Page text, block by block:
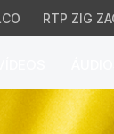
RTP ZIG